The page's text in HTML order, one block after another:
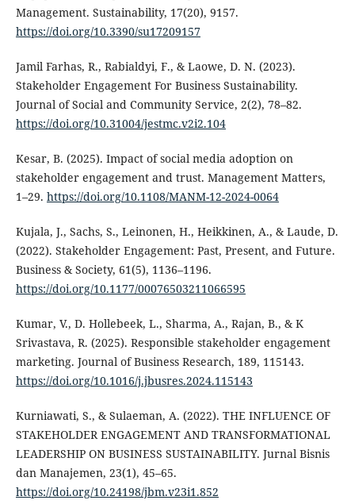
Management. Sustainability, 17(20), 9157.
https://doi.org/10.3390/su17209157
Jamil Farhas, R., Rabialdyi, F., & Laowe, D. N. (2023).
Stakeholder Engagement For Business Sustainability.
Journal of Social and Community Service, 2(2), 78–82.
https://doi.org/10.31004/jestmc.v2i2.104
Kesar, B. (2025). Impact of social media adoption on
stakeholder engagement and trust. Management Matters,
1–29. https://doi.org/10.1108/MANM-12-2024-0064
Kujala, J., Sachs, S., Leinonen, H., Heikkinen, A., & Laude, D.
(2022). Stakeholder Engagement: Past, Present, and Future.
Business & Society, 61(5), 1136–1196.
https://doi.org/10.1177/00076503211066595
Kumar, V., D. Hollebeek, L., Sharma, A., Rajan, B., & K
Srivastava, R. (2025). Responsible stakeholder engagement
marketing. Journal of Business Research, 189, 115143.
https://doi.org/10.1016/j.jbusres.2024.115143
Kurniawati, S., & Sulaeman, A. (2022). THE INFLUENCE OF
STAKEHOLDER ENGAGEMENT AND TRANSFORMATIONAL
LEADERSHIP ON BUSINESS SUSTAINABILITY. Jurnal Bisnis
dan Manajemen, 23(1), 45–65.
https://doi.org/10.24198/jbm.v23i1.852